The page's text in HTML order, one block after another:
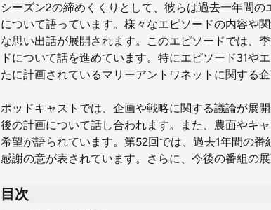
シーズン2の締めくくりとして、彼らは過去一年間
について語っています。様々なエピソードの内容や
な思い出話が展開されます。このエピソードでは、
ドについて話を進めています。特にエピソード31や
たに計画されているマリーアントワネットに関する
ポッドキャストでは、企画や戦略に関する議論が展
後の計画について話し合われます。また、農面やキ
希望が語られています。第52回では、過去1年間の
感謝の意が表されています。さらに、今後の番組の
目次